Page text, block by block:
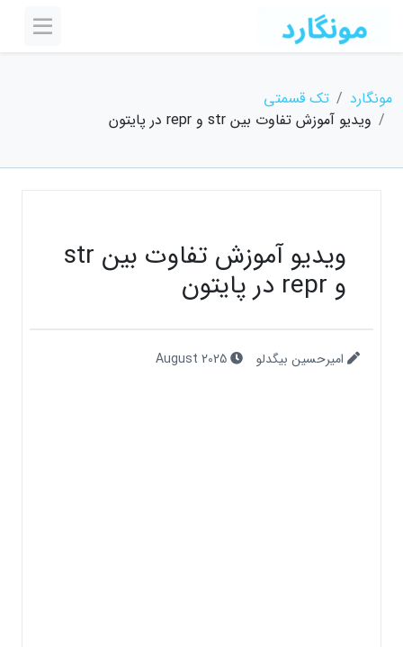
مونگارد
تک قسمتی
ویدیو آموزش تفاوت بین str و repr در پایتون
ویدیو آموزش تفاوت بین str
و repr در پایتون
امیرحسین بیگدلو